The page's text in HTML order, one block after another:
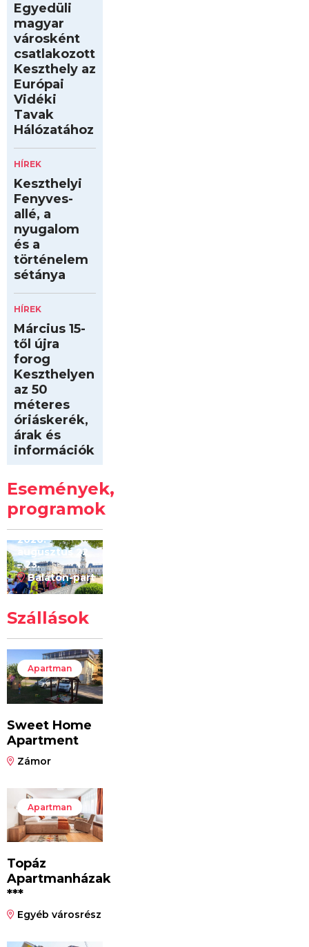
Egyedüli
magyar
városként
csatlakozott
Keszthely az
Európai
Vidéki
Tavak
Hálózatához
HÍREK
Keszthelyi
Fenyves-
allé, a
nyugalom
és a
történelem
sétánya
HÍREK
Március 15-
től újra
forog
Keszthelyen
az 50
méteres
óriáskerék,
árak és
információk
Események,
programok
Kilóméterek
2026
2026.
augusztus 22
– 23.
Balaton-part
Szállások
Apartman
Sweet Home
Apartment
Zámor
Apartman
Topáz
Apartmanházak
***
Egyéb városrész